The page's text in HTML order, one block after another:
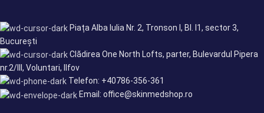
Piața Alba Iulia Nr. 2, Tronson I, Bl. I1, sector 3,
București
Clădirea One North Lofts, parter, Bulevardul Pipera
nr.2/III, Voluntari, Ilfov
Telefon: +40786-356-361
Email: office@skinmedshop.ro